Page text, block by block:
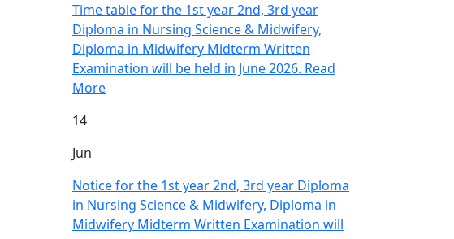
Time table for the 1st year 2nd, 3rd year
Diploma in Nursing Science & Midwifery,
Diploma in Midwifery Midterm Written
Examination will be held in June 2026. Read
More
14
Jun
Notice for the 1st year 2nd, 3rd year Diploma
in Nursing Science & Midwifery, Diploma in
Midwifery Midterm Written Examination will